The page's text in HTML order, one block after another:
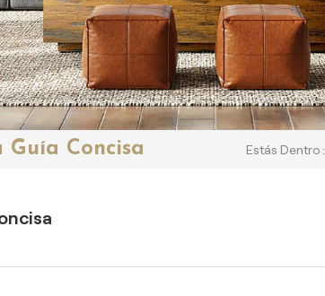
Guía Concisa Estás Dentro :